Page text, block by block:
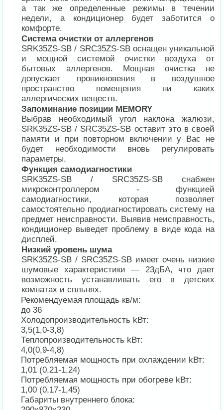
а так же определенные режимы в течении
недели, а кондиционер будет заботится о
комфорте.
Система очистки от аллергенов
SRK35ZS-SB / SRC35ZS-SB оснащен уникальной
и мощной системой очистки воздуха от
бытовых аллергенов. Мощная очистка не
допускает проникновения в воздушное
пространство помещения ни каких
аллергических веществ.
Запоминание позиции MEMORY
Выбрав необходимый угол наклона жалюзи,
SRK35ZS-SB / SRC35ZS-SB оставит это в своей
памяти и при повторном включении у Вас не
будет необходимости вновь регулировать
параметры.
Функция самодиагностики
SRK35ZS-SB / SRC35ZS-SB снабжен
микроконтроллером - функцией
самодиагностики, которая позволяет
самостоятельно продиагностировать систему на
предмет неисправности. Выявив неисправность,
кондиционер выведет проблему в виде кода на
дисплей.
Низкий уровень шума
SRK35ZS-SB / SRC35ZS-SB имеет очень низкие
шумовые характеристики — 23дБА, что дает
возможность устанавливать его в детских
комнатах и спльнях.
Рекомендуемая площадь кв/м:
до 36
Холодопроизводительность kВт:
3,5(1,0-3,8)
Теплопроизводительность kВт:
4,0(0,9-4,8)
Потребляемая мощность при охлаждении kВт:
1,01 (0,21-1,24)
Потребляемая мощность при обогреве kВт:
1,00 (0,17-1,45)
Габариты внутреннего блока: